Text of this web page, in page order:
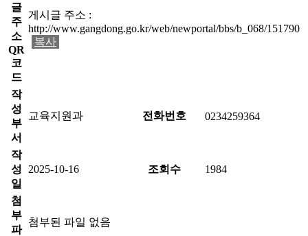
글
주
소
QR
코
드
게시글 주소 :
http://www.gangdong.go.kr/web/newportal/bbs/b_068/151790
복사
작
성
부
서
교육지원과 전화번호 0234259364
작
성
일
2025-10-16 조회수 1984
첨
부
파
첨부된 파일 없음